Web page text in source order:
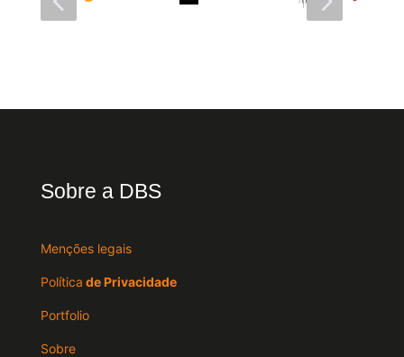
Sobre a DBS
Menções legais
Política de Privacidade
Portfolio
Sobre